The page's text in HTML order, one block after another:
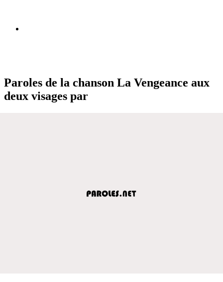
Paroles de la chanson La Vengeance aux
deux visages par